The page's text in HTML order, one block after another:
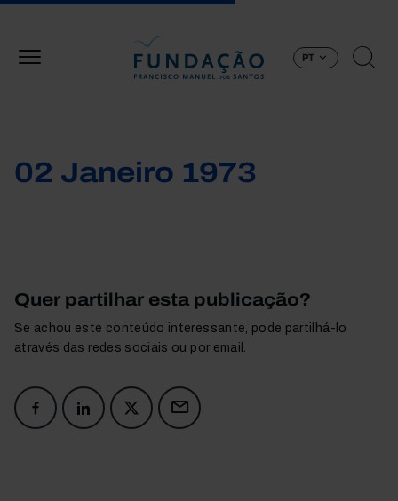
PT
02 Janeiro 1973
Quer partilhar esta publicação?
Se achou este conteúdo interessante, pode partilhá-lo
através das redes sociais ou por email.